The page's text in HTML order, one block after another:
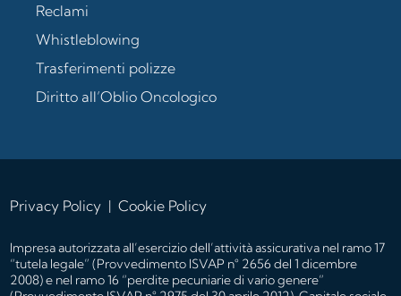
Reclami
Whistleblowing
Trasferimenti polizze
Diritto all’Oblio Oncologico
Privacy Policy |Cookie Policy
Impresa autorizzata all’esercizio dell’attività assicurativa nel ramo 17
“tutela legale” (Provvedimento ISVAP n° 2656 del 1 dicembre
2008) e nel ramo 16 “perdite pecuniarie di vario genere”